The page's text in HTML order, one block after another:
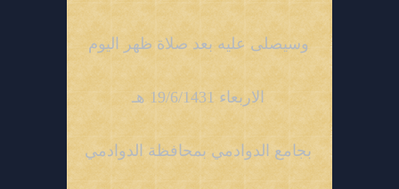
وسيصلى عليه بعد صلاة ظهر اليوم
الاربعاء 19/6/1431 هـ
بجامع الدوادمي بمحافظة الدوادمي